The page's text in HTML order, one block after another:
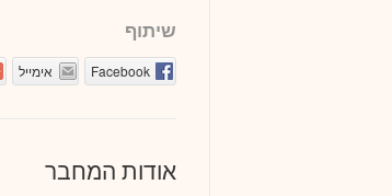
שיתוף
Facebook אימייל
אודות המחבר